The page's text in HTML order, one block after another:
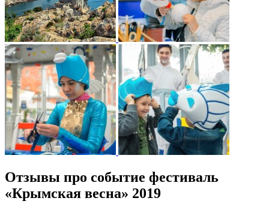
Отзывы про событие фестиваль
«Крымская весна» 2019